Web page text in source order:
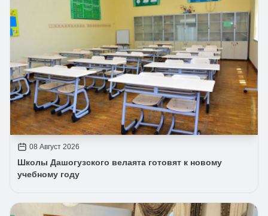
08 Август 2026
Школы Дашогузского велаята готовят к новому
учебному году